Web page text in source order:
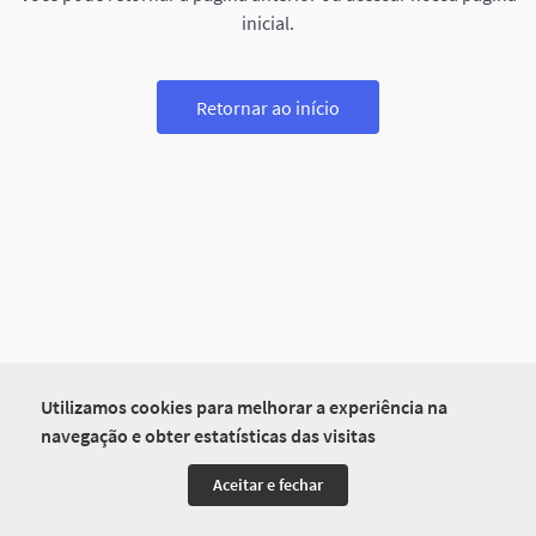
Utilizamos cookies para melhorar a experiência na
navegação e obter estatísticas das visitas
Aceitar e fechar
inicial.
Retornar ao início